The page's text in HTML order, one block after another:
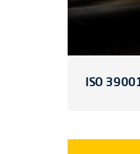
ISO